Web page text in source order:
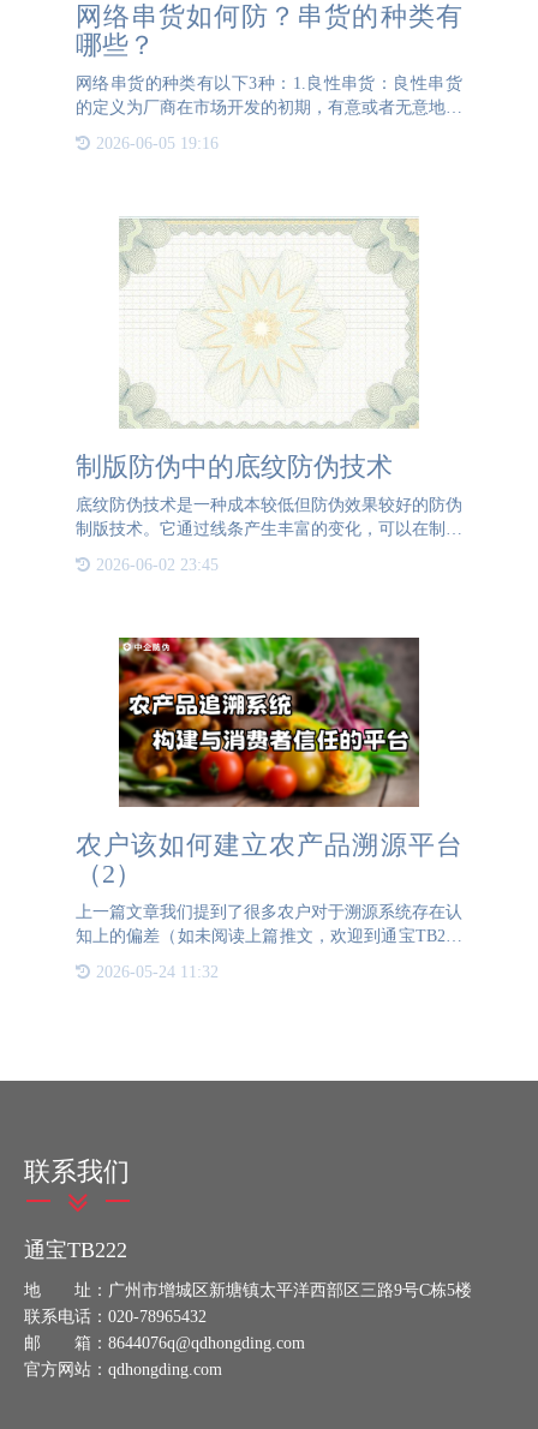
网络串货如何防？串货的种类有
哪些？
网络串货的种类有以下3种：1.良性串货：良性串货
的定义为厂商在市场开发的初期，有意或者无意地选
中了市场中流通性强的经销商，使其产品迅速流向市
场空白区域和非重要区域。2.自然性串货自然性串货
2026-06-05 19:16
制版防伪中的底纹防伪技术
底纹防伪技术是一种成本较低但防伪效果较好的防伪
制版技术。它通过线条产生丰富的变化，可以在制版
过程中完成设计，并在印刷中实现防伪效果。底纹防
伪可以利用光学、光谱技术及印刷技术等原理，借助
2026-06-02 23:45
农户该如何建立农产品溯源平台
（2）
上一篇文章我们提到了很多农户对于溯源系统存在认
知上的偏差（如未阅读上篇推文，欢迎到通宝TB222
该如何让消费者在琳琅满目的农产品货架前，在选择
2026-05-24 11:32
联系我们
通宝TB222
地 址：广州市增城区新塘镇太平洋西部区三路9号C栋5楼
联系电话：020-78965432
邮 箱：8644076q@qdhongding.com
官方网站：qdhongding.com